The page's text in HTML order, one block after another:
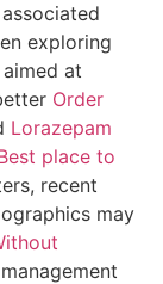
exploring
at
Order
Lorazepam
place to
recent
may